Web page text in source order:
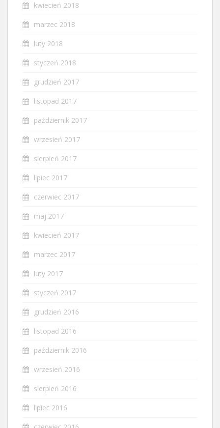
kwiecień 2018
marzec 2018
luty 2018
styczeń 2018
grudzień 2017
listopad 2017
październik 2017
wrzesień 2017
sierpień 2017
lipiec 2017
czerwiec 2017
maj 2017
kwiecień 2017
marzec 2017
luty 2017
styczeń 2017
grudzień 2016
listopad 2016
październik 2016
wrzesień 2016
sierpień 2016
lipiec 2016